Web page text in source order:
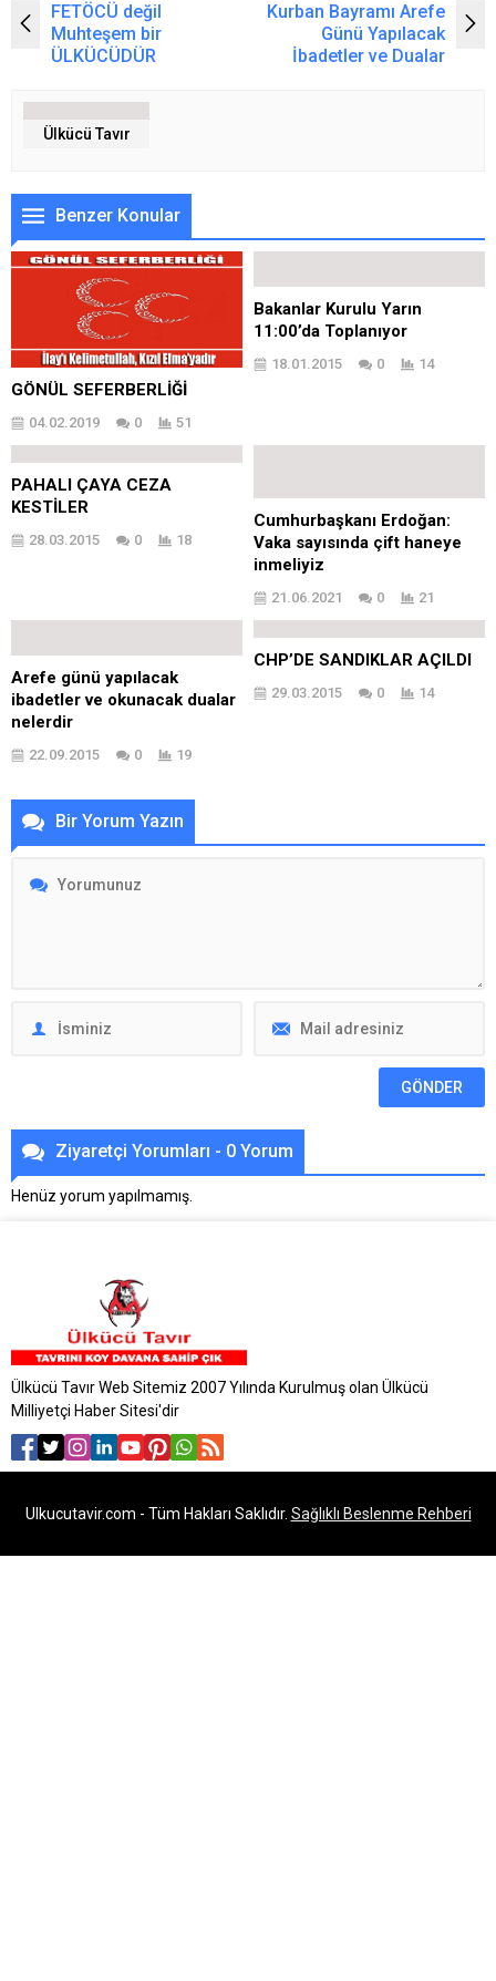
FETÖCÜ değil
Muhteşem bir
ÜLKÜCÜDÜR
Kurban Bayramı Arefe
Günü Yapılacak
İbadetler ve Dualar
Ülkücü Tavır
Benzer Konular
GÖNÜL SEFERBERLİĞİ
04.02.2019 0 51
Bakanlar Kurulu Yarın
11:00’da Toplanıyor
18.01.2015 0 14
PAHALI ÇAYA CEZA
KESTİLER
28.03.2015 0 18
Cumhurbaşkanı Erdoğan:
Vaka sayısında çift haneye
inmeliyiz
21.06.2021 0 21
Arefe günü yapılacak
ibadetler ve okunacak dualar
nelerdir
22.09.2015 0 19
CHP’DE SANDIKLAR AÇILDI
29.03.2015 0 14
Bir Yorum Yazın
Ziyaretçi Yorumları - 0 Yorum
Henüz yorum yapılmamış.
Ülkücü Tavır Web Sitemiz 2007 Yılında Kurulmuş olan Ülkücü
Milliyetçi Haber Sitesi'dir
Ulkucutavir.com - Tüm Hakları Saklıdır. Sağlıklı Beslenme Rehberi